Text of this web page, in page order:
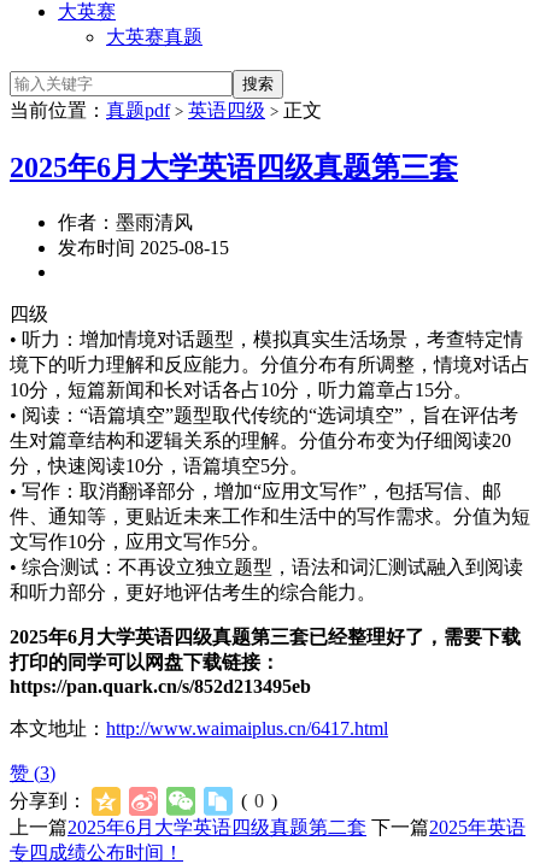
大英赛
大英赛真题
当前位置： 真题pdf > 英语四级 > 正文
2025年6月大学英语四级真题第三套
作者：墨雨清风
发布时间 2025-08-15
四级
• 听力：增加情境对话题型，模拟真实生活场景，考查特定情
境下的听力理解和反应能力。分值分布有所调整，情境对话占
10分，短篇新闻和长对话各占10分，听力篇章占15分。
• 阅读：“语篇填空”题型取代传统的“选词填空”，旨在评估考
生对篇章结构和逻辑关系的理解。分值分布变为仔细阅读20
分，快速阅读10分，语篇填空5分。
• 写作：取消翻译部分，增加“应用文写作”，包括写信、邮
件、通知等，更贴近未来工作和生活中的写作需求。分值为短
文写作10分，应用文写作5分。
• 综合测试：不再设立独立题型，语法和词汇测试融入到阅读
和听力部分，更好地评估考生的综合能力。
2025年6月大学英语四级真题第三套已经整理好了，需要下载
打印的同学可以网盘下载链接：
https://pan.quark.cn/s/852d213495eb
本文地址： http://www.waimaiplus.cn/6417.html
赞 (3)
分享到：
( 0 )
上一篇2025年6月大学英语四级真题第二套 下一篇2025年英语
专四成绩公布时间！